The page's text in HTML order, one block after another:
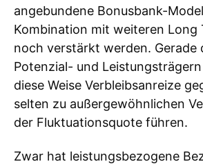
angebundene Bonusbank-
Kombination mit weiteren Long
noch verstärkt werden. Gerade
Potenzial- und
diese Weise Verbleibsanreize
selten zu außergewöhnlichen
der Fluktuationsquote führen.
Zwar hat leistungsbezogene